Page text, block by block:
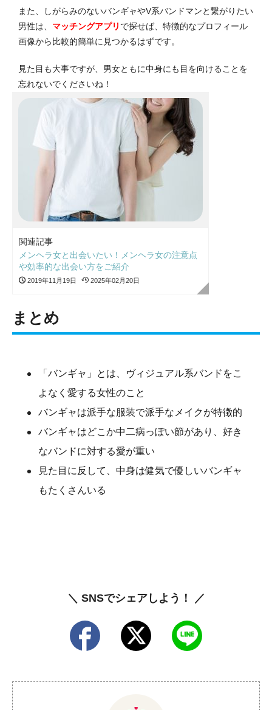
また、しがらみのないバンギャやV系バンドマンと繋がりたい
男性は、 マッチングアプリ で探せば、特徴的なプロフィール
画像から比較的簡単に見つかるはずです。
見た目も大事ですが、男女ともに中身にも目を向けることを
忘れないでくださいね！
関連記事
メンヘラ女と出会いたい！メンヘラ女の注意点
や効率的な出会い方をご紹介
2019年11月19日 2025年02月20日
まとめ
「バンギャ」とは、ヴィジュアル系バンドをこ
よなく愛する女性のこと
バンギャは派手な服装で派手なメイクが特徴的
バンギャはどこか中二病っぽい節があり、好き
なバンドに対する愛が重い
見た目に反して、中身は健気で優しいバンギャ
もたくさんいる
＼ SNSでシェアしよう！ ／